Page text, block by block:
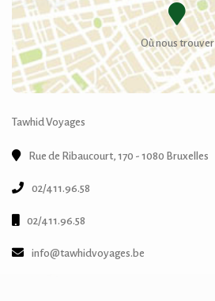
Où nous trouver
Tawhid Voyages
Rue de Ribaucourt, 170 - 1080 Bruxelles
02/411.96.58
02/411.96.58
info@tawhidvoyages.be